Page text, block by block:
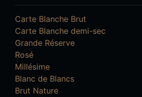
Carte Blanche Brut
Carte Blanche demi-sec
Grande Réserve
Rosé
Millésime
Blanc de Blancs
Brut Nature